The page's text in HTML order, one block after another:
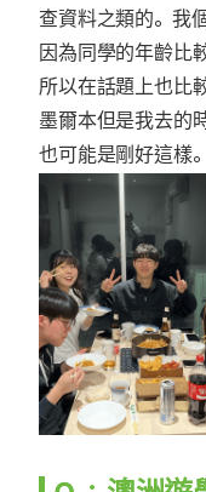
查資料之類的。我
因為同學的年齡比
所以在話題上也比
墨爾本但是我去的
也可能是剛好這樣。